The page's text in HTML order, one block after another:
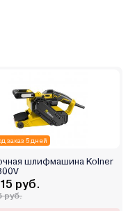
заказ 5 дней
шлифмашина Kolner
руб.
руб.